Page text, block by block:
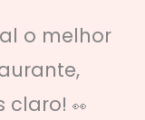
o melhor
claro! 👀